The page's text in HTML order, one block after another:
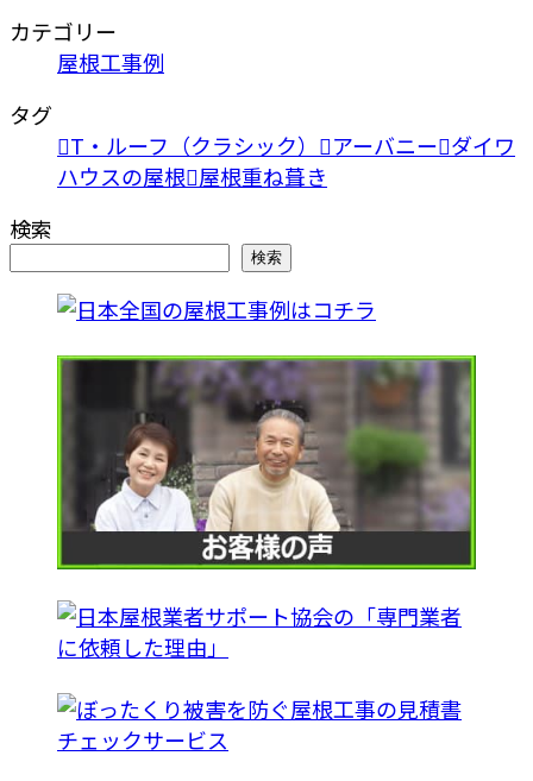
カテゴリー
屋根工事例
タグ
T・ルーフ（クラシック）
アーバニー ダイワ
ハウスの屋根 屋根重ね葺き
検索
検索